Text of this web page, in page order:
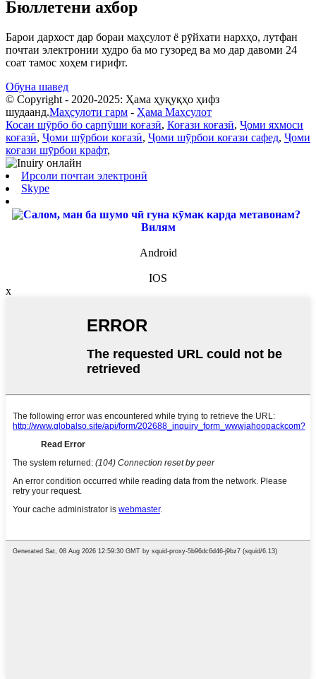
Бюллетени ахбор
Барои дархост дар бораи маҳсулот ё рӯйхати нархҳо, лутфан
почтаи электронии худро ба мо гузоред ва мо дар давоми 24
соат тамос хоҳем гирифт.
Обуна шавед
© Copyright - 2020-2025: Ҳама ҳуқуқҳо ҳифз
шудаанд.Маҳсулоти гарм - Ҳама Маҳсулот
Косаи шӯрбо бо сарпӯши коғазӣ, Коғази коғазӣ, Ҷоми яхмоси
коғазӣ, Ҷоми шӯрбои коғазӣ, Ҷоми шӯрбои коғази сафед, Ҷоми
коғази шӯрбои крафт,
Ирсоли почтаи электронӣ
Skype
Вилям
Android
IOS
x